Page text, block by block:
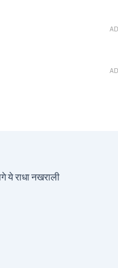
ये राधा नखराली